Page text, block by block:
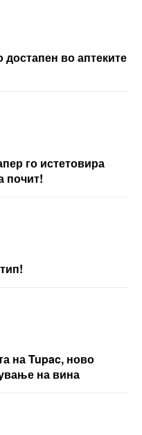
во аптеките
го истетовира
почит!
на Tupac, ново
на вина